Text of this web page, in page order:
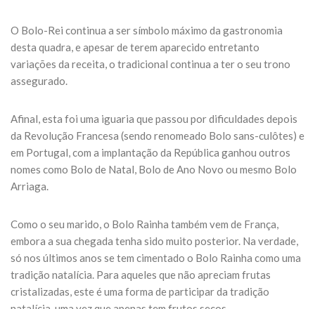
O Bolo-Rei continua a ser símbolo máximo da gastronomia
desta quadra, e apesar de terem aparecido entretanto
variações da receita, o tradicional continua a ter o seu trono
assegurado.
Afinal, esta foi uma iguaria que passou por dificuldades depois
da Revolução Francesa (sendo renomeado Bolo sans-culôtes) e
em Portugal, com a implantação da República ganhou outros
nomes como Bolo de Natal, Bolo de Ano Novo ou mesmo Bolo
Arriaga.
Como o seu marido, o Bolo Rainha também vem de França,
embora a sua chegada tenha sido muito posterior. Na verdade,
só nos últimos anos se tem cimentado o Bolo Rainha como uma
tradição natalícia. Para aqueles que não apreciam frutas
cristalizadas, este é uma forma de participar da tradição